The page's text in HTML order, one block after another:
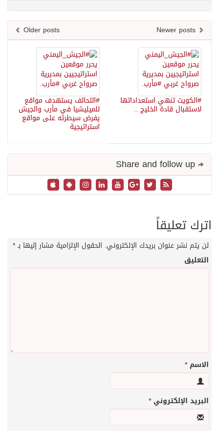
Older posts
#التحالف يستهدف مواقع
للميليشيا في مأرب والجيش
يفرض سيطرته على مواقع
استراتيجية
#الكويت تنهي استعداداتها
لاستقبال قادة الخليج ..
اترك تعليقاً
لن يتم نشر عنوان بريدك الإلكتروني. الحقول الإلزامية مشار إليها بـ*
التعليق
الاسم*
البريد الإلكتروني*